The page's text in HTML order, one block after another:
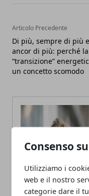
Consenso
Utilizziamo i
web e il nostro
categorie dare il
Articolo Precedente
Di più, sempre di più e
ancor di più: perché la
“transizione”
un concetto scomodo